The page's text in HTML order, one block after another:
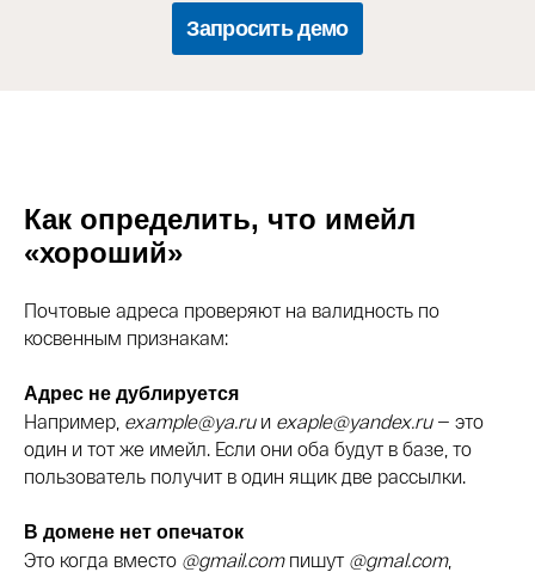
Запросить демо
Как определить, что имейл
«хороший»
Почтовые адреса проверяют на валидность по
косвенным признакам:
Адрес не дублируется
Например, example@ya.ruи exaple@yandex.ru— это
один и тот же имейл. Если они оба будут в базе, то
пользователь получит в один ящик две рассылки.
В домене нет опечаток
Это когда вместо @gmail.comпишут @gmal.com,